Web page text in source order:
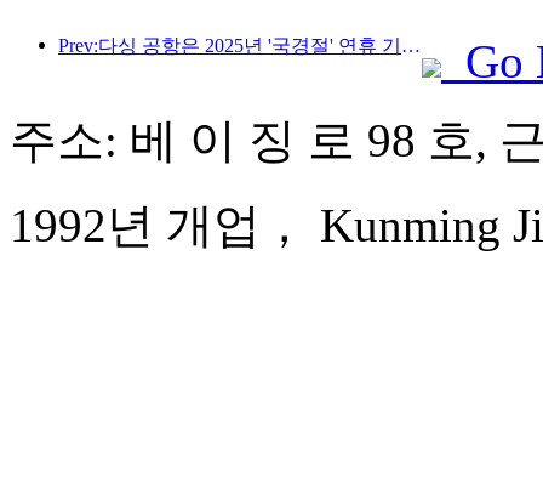
Prev:다싱 공항은 2025년 '국경절' 연휴 기간 동안 130만 명 이상의 승객을 수송할 예정입니다.
Go
주소: 베 이 징 로 98 호,
1992년 개업， Kunming